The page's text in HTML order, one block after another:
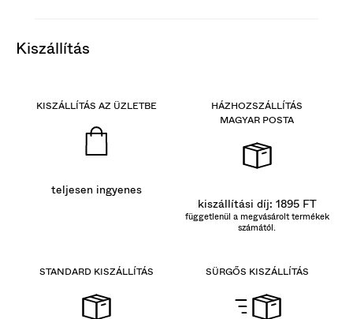
kiszállítás
KISZÁLLÍTÁS AZ ÜZLETBE
teljesen ingyenes
HÁZHOZSZÁLLÍTÁS
MAGYAR POSTA
kiszállítási díj: 1895 FT
függetlenül a megvásárolt termékek
számától.
STANDARD KISZÁLLÍTÁS SÜRGŐS KISZÁLLÍTÁS